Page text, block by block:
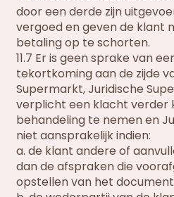
door een derde zijn
vergoed en geven de klant
betaling op te schorten.
11.7 Er is geen sprake van
tekortkoming aan de zijde
Supermarkt, Juridische
verplicht een klacht verder
behandeling te nemen en
niet aansprakelijk indien:
a. de klant andere of
dan de afspraken die
opstellen van het